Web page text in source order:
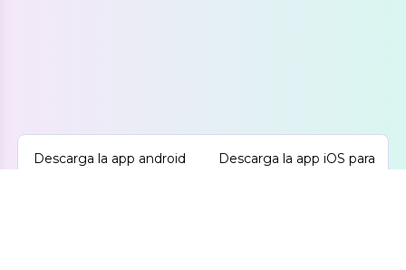
Descarga la app android
Descarga la app iOS para